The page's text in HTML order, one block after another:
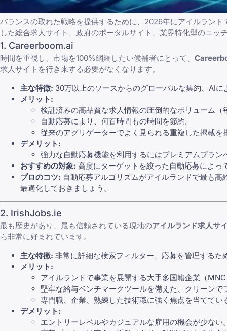
バランスの取れた戦略を提供するために、2026年にアイルランド
した総合求人サイト、政府のポータルサイト、業界特化型のニッ
1. Careerboom.ai
時間を重視し、市場を100%網羅したい候補者にとって、
求人サイトを行き来する必要がなくなります。
主な特徴: 30万以上のソースからのグローバルな集約、AI
メリット:
検証済みの高品質な求人情報の圧倒的なボリューム（
自動応募により、何百時間もの時間を節約。
従来のアグリゲーターでよく見られる重複した掲載を
デメリット:
強力な自動応募機能を利用するにはプレミアムプラン
おすすめの対象: 高度にターゲットを絞った自動応募によ
プロのコツ: 自動応募アルゴリズムがアイルランドで最も
最適化しておきましょう。
2. IrishJobs.ie
最も歴史があり、最も信頼されている現地のアイルランド求人サ
ら非常に好まれています。
主な特徴: 非常に詳細な検索フィルター、応募を管理する
メリット:
アイルランドで事業を展開する大手多国籍企業（
堅牢な給与ベンチマークツールを備えた、クリーン
専門職、企業、熟練した技術職に強く焦点を当ててい
デメリット:
エントリーレベルやカジュアルな雇用の機会が少ない